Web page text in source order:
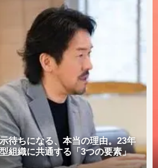
待ちになる、本当の理由。23年
組織に共通する「3つの要素」